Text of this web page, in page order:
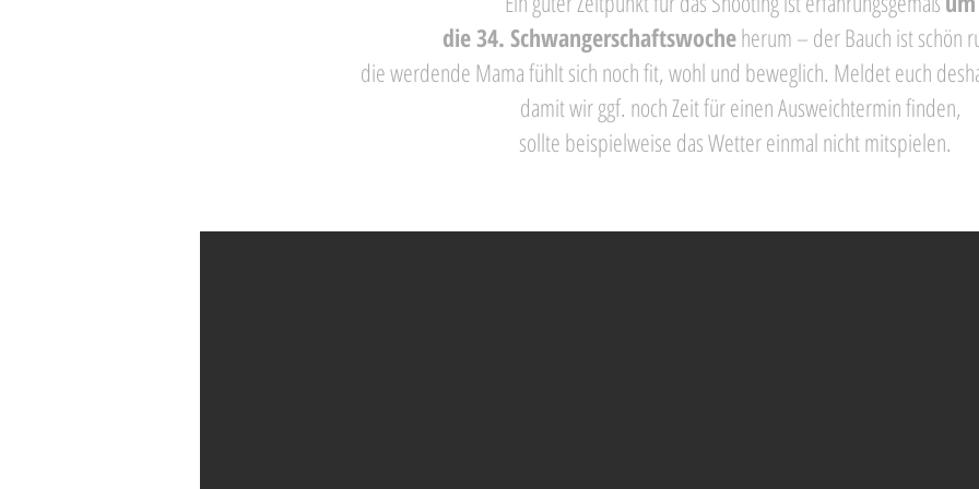
die 34. Schwanger­schaftswocheherum – der Bauch ist schön
die werdende Mama fühlt sich noch fit, wohl und beweglich. Meldet euch
damit wir ggf. noch Zeit für einen Ausweichtermin finden,
sollte beispielweise das Wetter einmal nicht mitspielen.